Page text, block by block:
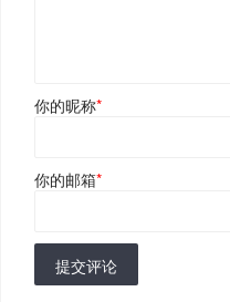
你的昵称*
你的邮箱*
提交评论